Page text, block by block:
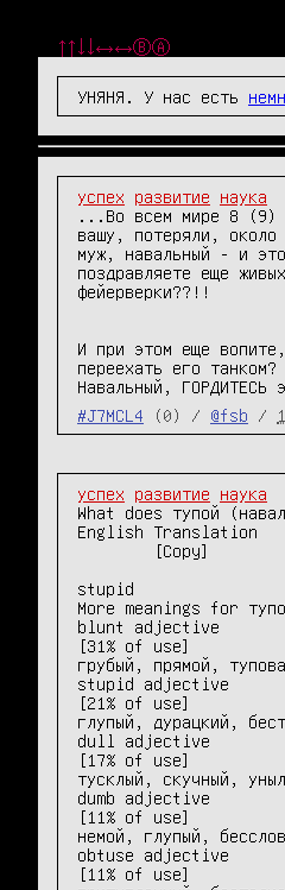
↑↑↓↓←→←→ⒷⒶ
УНЯНЯ. У нас есть
успех развитие
наука
...Во всем мире 8 (9)
вашу, потеряли,
муж, навальный - и
поздравляете еще
фейерверки??!!
И при этом еще
переехать его
Навальный, ГОРДИТЕСЬ
#J7MCL4
(0) / @fsb /
успех развитие
наука
What does тупой
English Translation
stupid
More meanings for
blunt adjective
[31% of use]
грубый, прямой,
stupid adjective
[21% of use]
глупый, дурацкий,
dull adjective
[17% of use]
тусклый, скучный,
dumb adjective
[11% of use]
немой, глупый,
obtuse adjective
[11% of use]